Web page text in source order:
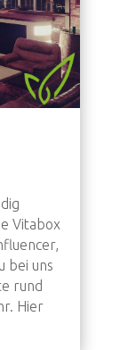
Vitabox
bei uns
rund
Hier